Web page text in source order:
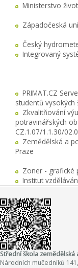
Ministerstvo
Západočeská
Český
Integrovaný
PRIMAT.CZ
studentů vysokých
Zkvalitňování
potravinářských
CZ.1.07/1.1.30/
Zemědělská a
Praze
Zoner - grafické
Institut
Střední škola zemědělská
Národních mučedníků